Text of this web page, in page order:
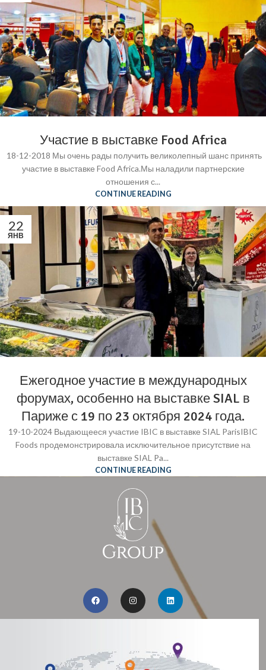
Участие в выставке Food Africa
18-12-2018 Мы очень рады получить великолепный шанс принять
участие в выставке Food Africa.Мы наладили партнерские
отношения с...
CONTINUE READING
22
ЯНВ
Ежегодное участие в международных
форумах, особенно на выставке SIAL в
Париже с 19 по 23 октября 2024 года.
19-10-2024 Выдающееся участие IBIC в выставке SIAL ParisIBIC
Foods продемонстрировала исключительное присутствие на
выставке SIAL Pa...
CONTINUE READING